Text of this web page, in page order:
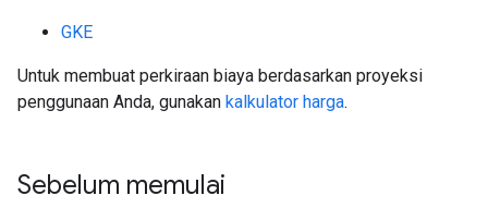
GKE
Untuk membuat perkiraan biaya berdasarkan proyeksi
penggunaan Anda, gunakan kalkulator harga.
Sebelum memulai